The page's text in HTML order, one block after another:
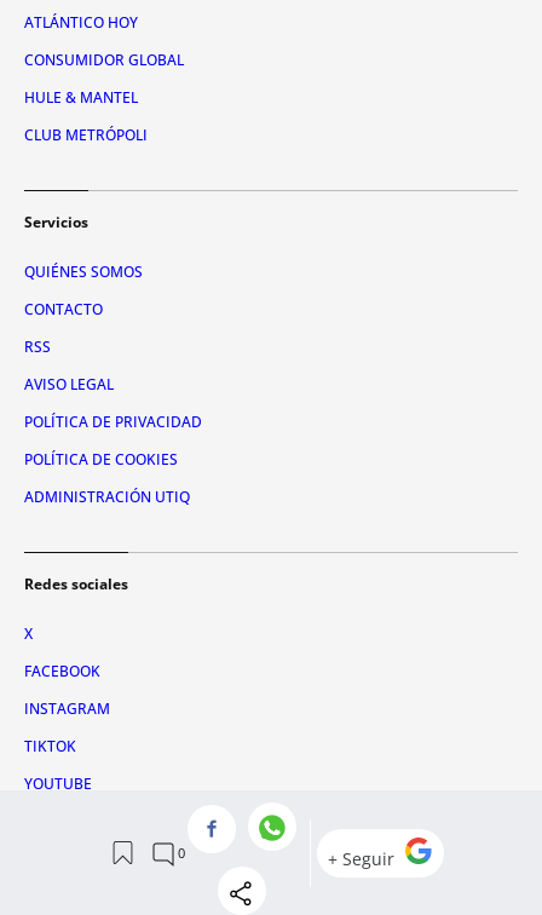
ATLÁNTICO HOY
CONSUMIDOR GLOBAL
HULE & MANTEL
CLUB METRÓPOLI
Servicios
QUIÉNES SOMOS
CONTACTO
RSS
AVISO LEGAL
POLÍTICA DE PRIVACIDAD
POLÍTICA DE COOKIES
ADMINISTRACIÓN UTIQ
Redes sociales
X
FACEBOOK
INSTAGRAM
TIKTOK
YOUTUBE
© 2026 Metrópoli Abierta, SLU